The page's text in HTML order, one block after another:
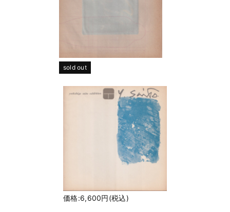
sold out
価格:6,600円(税込)